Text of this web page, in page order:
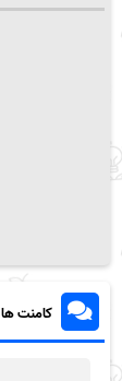
کامنت ها